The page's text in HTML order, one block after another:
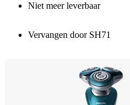
Niet meer leverbaar
Vervangen door SH71